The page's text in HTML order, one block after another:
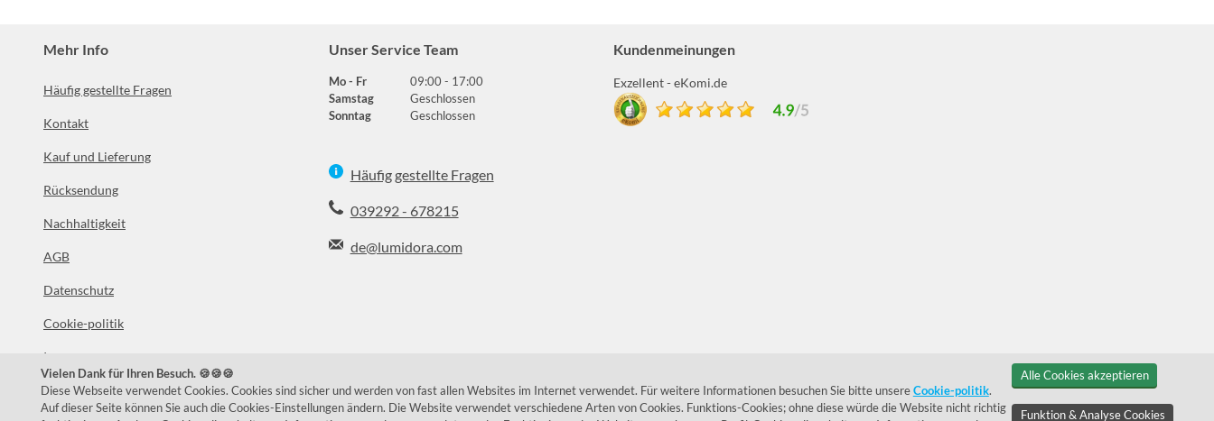
Mehr Info
Häufig gestellte Fragen
Kontakt
Kauf und Lieferung
Rücksendung
Nachhaltigkeit
AGB
Datenschutz
Cookie-politik
Impressum
Über uns
Unser Service Team
Mo - Fr
09:00 - 17:00
Samstag
Geschlossen
Sonntag
Geschlossen
Häufig gestellte Fragen
039292 - 678215
de@lumidora.com
Kundenmeinungen
Exzellent - eKomi.de
Vielen Dank für Ihren Besuch. 🍪🍪🍪
Diese Webseite verwendet Cookies. Cookies sind sicher und werden von fast allen Websites im Internet verwendet. Für weitere Informationen besuchen Sie bitte unsereCookie-politik.
Auf dieser Seite können Sie auch die Cookies-Einstellungen ändern. Die Website verwendet verschiedene Arten von Cookies. Funktions-Cookies; ohne diese würde die Website nicht richtig
Alle Cookies akzeptieren
Funktion & Analyse Cookies